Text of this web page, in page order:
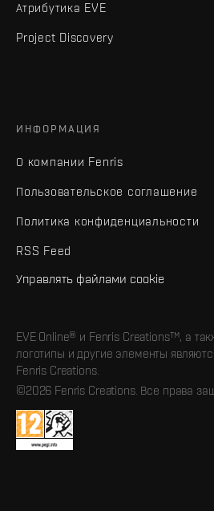
Атрибутика EVE
Project Discovery
ИНФОРМАЦИЯ
О компании Fenris
Пользовательское соглашение
Политика конфиденциальности
RSS Feed
Управлять файлами cookie
EVE Online® и Fenris Creations™, а
логотипы и другие элементы
Fenris Creations.
©2026 Fenris Creations. Все права